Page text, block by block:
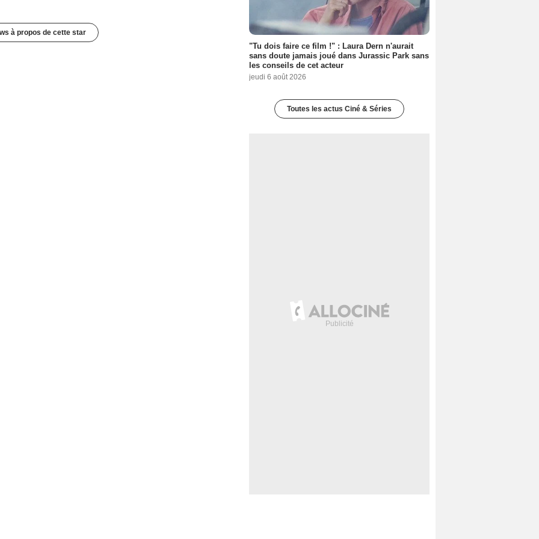
à propos de cette star
"Tu dois faire ce film !" : Laura Dern n'aurait
sans doute jamais joué dans Jurassic Park sans
les conseils de cet acteur
jeudi 6 août 2026
Toutes les actus Ciné & Séries